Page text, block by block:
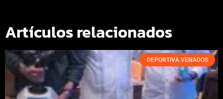
Artículos relacionados
DEPORTIVA VENADOS